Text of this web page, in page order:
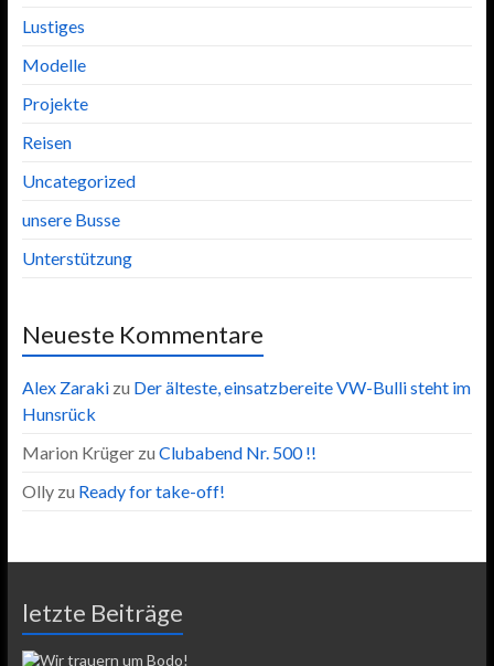
Lustiges
Modelle
Projekte
Reisen
Uncategorized
unsere Busse
Unterstützung
Neueste Kommentare
Alex Zarakizu Der älteste, einsatzbereite VW-Bulli steht im
Hunsrück
Marion Krügerzu Clubabend Nr. 500 !!
Ollyzu Ready for take-off!
letzte Beiträge